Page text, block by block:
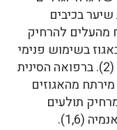
שיער בכיבים
מהעלים להרחיק
באגוז בשימוש פנימי
לטיפול בפציעות במוח ובמחלות נפש (2). ברפואה הסינית
באגוזים כמחזקי כליות (2). מירתח מהאגוזים
תולעים
(1,6).